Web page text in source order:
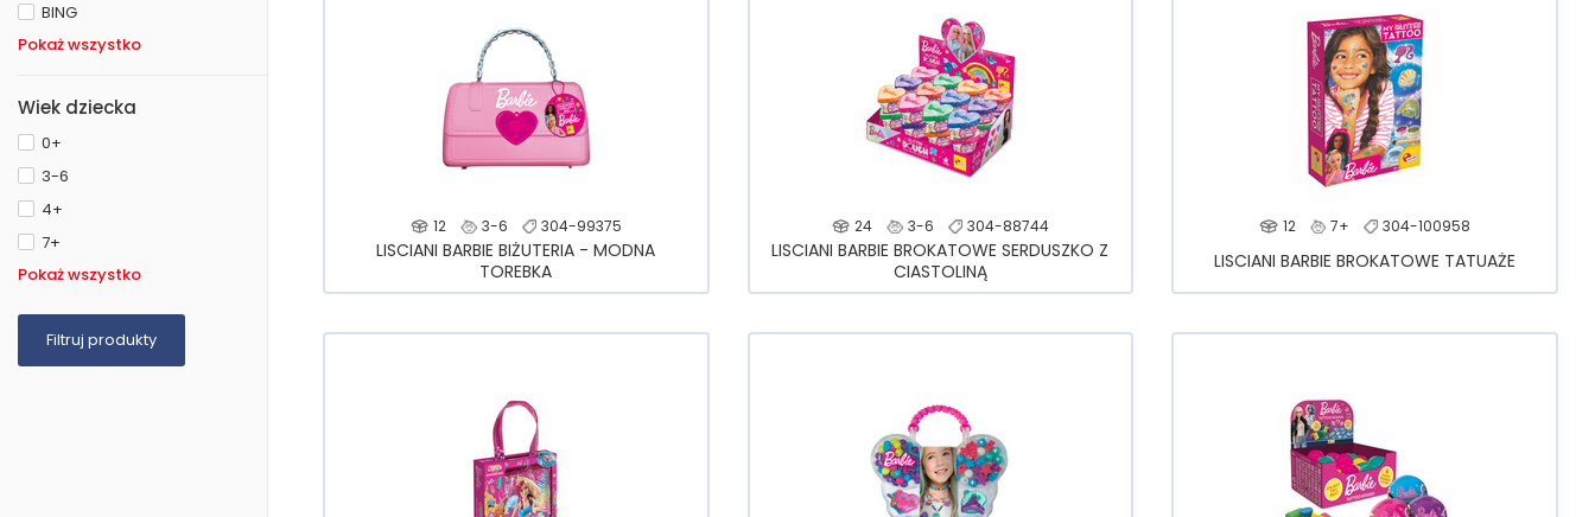
BING
Pokaż wszystko
Wiek dziecka
0+
3-6
4+
7+
Pokaż wszystko
12 3-6 304-99375
LISCIANI BARBIE BIŻUTERIA - MODNA
TOREBKA
24 3-6 304-88744
LISCIANI BARBIE BROKATOWE SERDUSZKO Z
CIASTOLINĄ
12 7+ 304-100958
LISCIANI BARBIE BROKATOWE TATUAŻE